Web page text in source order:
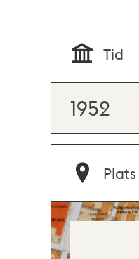
Tid
1952
Plats